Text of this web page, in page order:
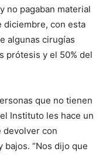
no pagaban material
diciembre, con esta
algunas cirugías
prótesis y el 50% del
que no tienen
Instituto les hace un
devolver con
“Nos dijo que